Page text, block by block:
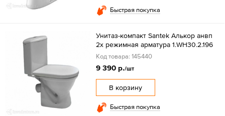
Быстрая покупка
Унитаз-компакт Santek Алькор анвп
2х режимная арматура 1.WH30.2.196
Код товара: 145440
9 390 р./шт
В корзину
Быстрая покупка